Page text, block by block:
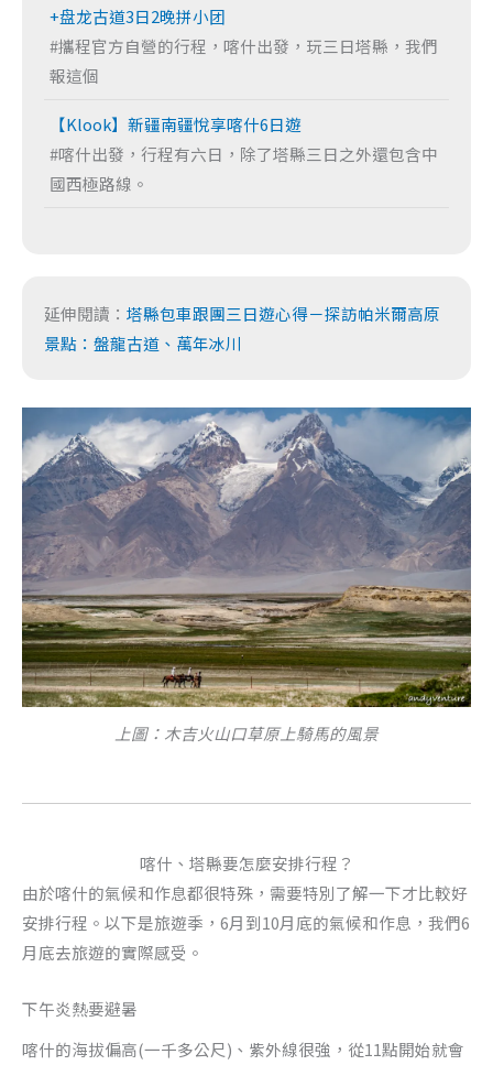
+盘龙古道3日2晚拼小团
#攜程官方自營的行程，喀什出發，玩三日塔縣，我們
報這個
【Klook】新疆南疆悅享喀什6日遊
#喀什出發，行程有六日，除了塔縣三日之外還包含中
國西極路線。
延伸閱讀： 塔縣包車跟團三日遊心得－探訪帕米爾高原
景點：盤龍古道、萬年冰川
上圖：木吉火山口草原上騎馬的風景
喀什、塔縣要怎麼安排行程？
由於喀什的氣候和作息都很特殊，需要特別了解一下才比較好
安排行程。以下是旅遊季，6月到10月底的氣候和作息，我們6
月底去旅遊的實際感受。
下午炎熱要避暑
喀什的海拔偏高(一千多公尺)、紫外線很強，從11點開始就會